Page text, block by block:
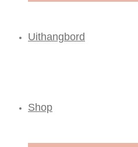
Uithangbord
Shop